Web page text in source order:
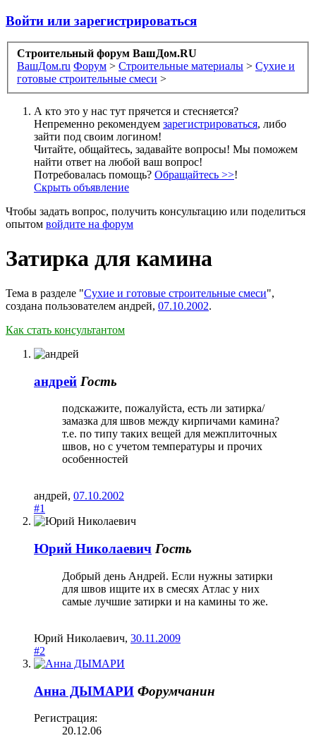
Войти или зарегистрироваться
Строительный форум ВашДом.RU
ВашДом.ru Форум > Строительные материалы > Сухие и
готовые строительные смеси >
А кто это у нас тут прячется и стесняется?
Непременно рекомендуем зарегистрироваться, либо
зайти под своим логином!
Читайте, общайтесь, задавайте вопросы! Мы поможем
найти ответ на любой ваш вопрос!
Потребовалась помощь? Обращайтесь >>!
Скрыть объявление
Чтобы задать вопрос, получить консультацию или поделиться
опытом войдите на форум
Затирка для камина
Тема в разделе "Сухие и готовые строительные смеси",
создана пользователем андрей, 07.10.2002.
Как стать консультантом
андрей Гость
подскажите, пожалуйста, есть ли затирка/
замазка для швов между кирпичами камина?
т.е. по типу таких вещей для межплиточных
швов, но с учетом температуры и прочих
особенностей
андрей, 07.10.2002
#1
Юрий Николаевич Гость
Добрый день Андрей. Если нужны затирки
для швов ищите их в смесях Атлас у них
самые лучшие затирки и на камины то же.
Юрий Николаевич, 30.11.2009
#2
Анна ДЫМАРИ Форумчанин
Регистрация:
20.12.06